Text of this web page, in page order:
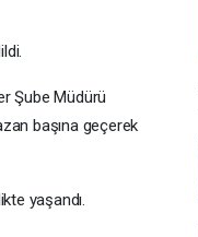
Şube Müdürü
başına geçerek
yaşandı.